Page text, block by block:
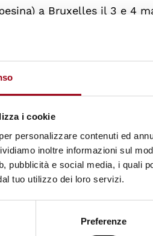
i cookie
personalizzare contenuti ed
inoltre informazioni sul
pubblicità e social media, i quali
tuo utilizzo dei loro servizi.
Preferenze
a Bruxelles il 3 e 4
Hansen, ha
ne ha realmente bisogno.
grandi imprese
nuove generazioni che
ancora la dimensione,
coloro che praticano
quella
marginalizzate o
di promuovere
solo come
grazie a reti dal